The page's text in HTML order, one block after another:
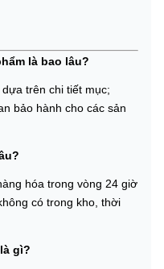
là bao lâu?
trên chi tiết mục;
bảo hành cho các sản
hóa trong vòng 24 giờ
có trong kho, thời
gì?